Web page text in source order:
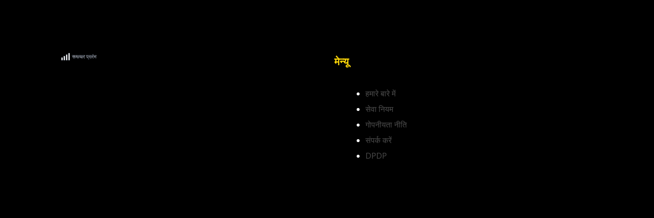
मेन्यू
हमारे बारे में
सेवा नियम
गोपनीयता नीति
संपर्क करें
DPDP